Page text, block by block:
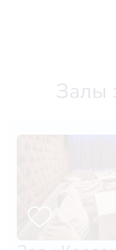
Залы